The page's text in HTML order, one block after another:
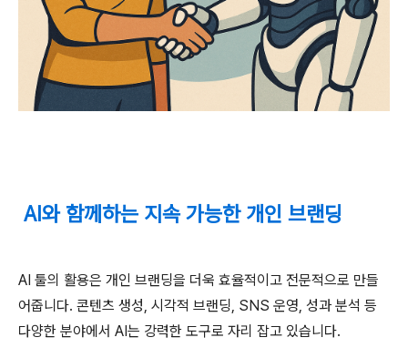
AI와 함께하는 지속 가능한 개인 브랜딩
AI 툴의 활용은 개인 브랜딩을 더욱 효율적이고 전문적으로 만들
어줍니다. 콘텐츠 생성, 시각적 브랜딩, SNS 운영, 성과 분석 등
다양한 분야에서 AI는 강력한 도구로 자리 잡고 있습니다.